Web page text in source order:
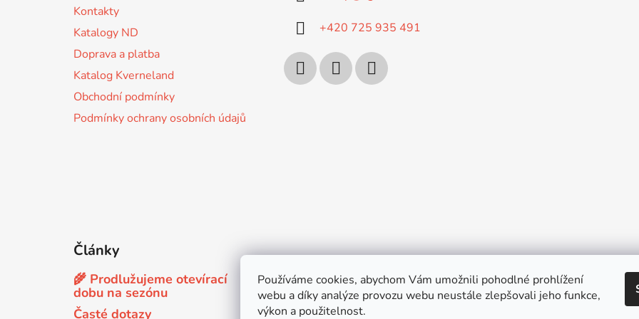
Používáme cookies, abychom Vám umožnili pohodlné prohlížení
webu a díky analýze provozu webu neustále zlepšovali jeho funkce,
výkon a použitelnost.
Kontakty
Katalogy ND
Doprava a platba
Katalog Kverneland
Obchodní podmínky
Podmínky ochrany osobních údajů
+420 725 935 491
Články
🌾 Prodlužujeme otevírací
dobu na sezónu
Časté dotazy